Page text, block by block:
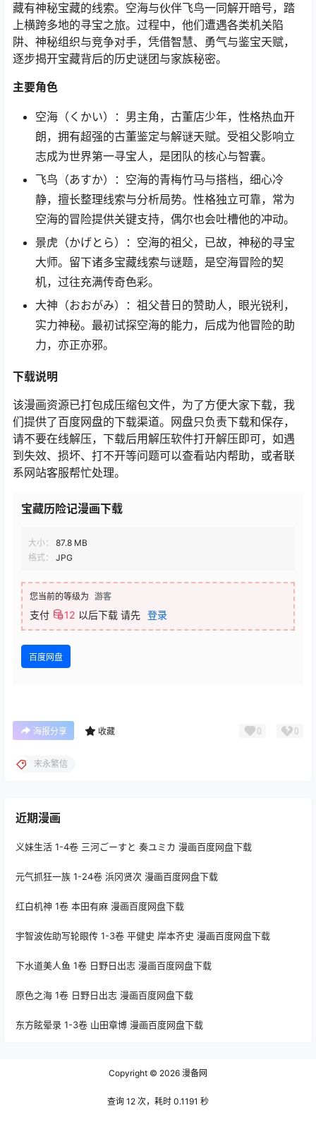
藏有神秘宝藏的线索。空海与伙伴飞鸟一同解开暗号，踏
上横跨多地的寻宝之旅。过程中，他们遭遇各类机关陷
阱、神秘组织与竞争对手，凭借智慧、勇气与鉴宝天赋，
逐步揭开宝藏背后的历史谜团与家族秘密。
主要角色
空海（くかい）：男主角，古董店少年，性格热血开
朗，拥有超强的古董鉴定与解谜天赋。受祖父影响立
志成为世界第一寻宝人，是团队的核心与智囊。
飞鸟（あすか）：空海的青梅竹马与搭档，细心冷
静，擅长整理线索与分析局势。性格独立可靠，常为
空海的冒险提供关键支持，偶尔也会吐槽他的冲动。
景虎（かげとら）：空海的祖父，已故，神秘的寻宝
大师。留下诸多宝藏线索与谜题，是空海冒险的契
机，过往充满传奇色彩。
大神（おおがみ）：祖父昔日的赞助人，眼光锐利，
实力神秘。最初试探空海的能力，后成为他冒险的助
力，亦正亦邪。
下载说明
该漫画资源已打包成压缩包文件，为了方便大家下载，我
们提供了百度网盘的下载渠道。网盘只负责下载和保存，
请不要在线解压，下载后用解压软件打开解压即可，如遇
到失效、损坏、打不开等问题可以查看站内帮助，或者联
系网站客服帮忙处理。
宝藏历险记漫画下载
大小：
87.8 MB
格式：
JPG
您当前的等级为 游客
支付 12 以后下载 请先 登录
百度网盘
海报分享 收藏 0 0
末永繁信
近期漫画
义妹生活 1-4卷 三河ごーすと 奏ユミカ 漫画百度网盘下载
元气抓狂一族 1-24卷 浜冈贤次 漫画百度网盘下载
红白机神 1卷 本田有麻 漫画百度网盘下载
宇智波佐助写轮眼传 1-3卷 平健史 岸本齐史 漫画百度网盘下载
下水道美人鱼 1卷 日野日出志 漫画百度网盘下载
原色之海 1卷 日野日出志 漫画百度网盘下载
东方眩晕录 1-3卷 山田章博 漫画百度网盘下载
Copyright © 2026 漫备网
查询 12 次，耗时 0.1191 秒